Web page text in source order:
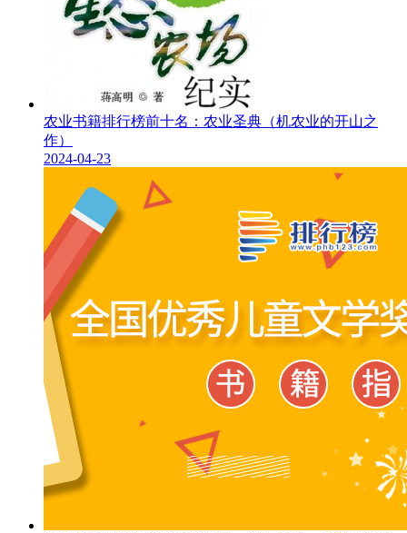
农业书籍排行榜前十名：农业圣典（机农业的开山之
作）
2024-04-23